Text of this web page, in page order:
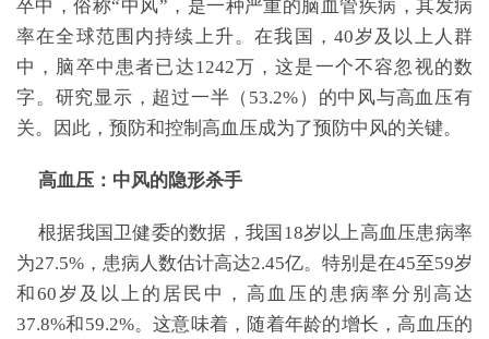
卒中，俗称“中风”，是一种严重的脑血管疾病，其发病
率在全球范围内持续上升。在我国，40岁及以上人群
中，脑卒中患者已达1242万，这是一个不容忽视的数
字。研究显示，超过一半（53.2%）的中风与高血压有
关。因此，预防和控制高血压成为了预防中风的关键。
高血压：中风的隐形杀手
根据我国卫健委的数据，我国18岁以上高血压患病率
为27.5%，患病人数估计高达2.45亿。特别是在45至59岁
和60岁及以上的居民中，高血压的患病率分别高达
37.8%和59.2%。这意味着，随着年龄的增长，高血压的